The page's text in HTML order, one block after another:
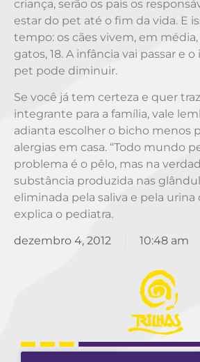
criança, serão os pais os
estar do pet até o fim da vida. E
tempo: os cães vivem, em média,
gatos, 18. A infância vai passar e
pet pode diminuir.
Se você já tem certeza e quer
integrante para a família, vale
adianta escolher o bicho menos
alergias em casa. “Todo mundo
problema é o pêlo, mas na
substância produzida nas
eliminada pela saliva e pela urina
explica o pediatra.
dezembro 4, 2012 10:48 am